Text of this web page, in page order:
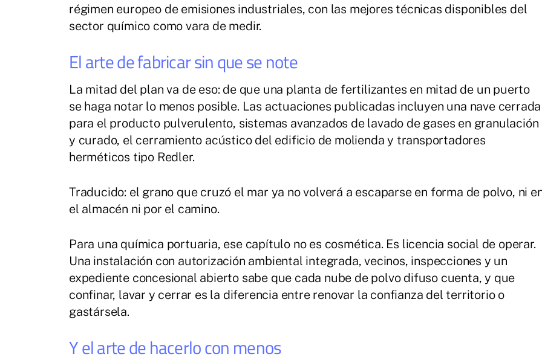
régimen europeo de emisiones industriales, con las mejores técnicas disponibles del
sector químico como vara de medir.
El arte de fabricar sin que se note
La mitad del plan va de eso: de que una planta de fertilizantes en mitad de un puerto
se haga notar lo menos posible. Las actuaciones publicadas incluyen una nave cerrada
para el producto pulverulento, sistemas avanzados de lavado de gases en granulación
y curado, el cerramiento acústico del edificio de molienda y transportadores
herméticos tipo Redler.
Traducido: el grano que cruzó el mar ya no volverá a escaparse en forma de polvo, ni
el almacén ni por el camino.
Para una química portuaria, ese capítulo no es cosmética. Es licencia social de operar.
Una instalación con autorización ambiental integrada, vecinos, inspecciones y un
expediente concesional abierto sabe que cada nube de polvo difuso cuenta, y que
confinar, lavar y cerrar es la diferencia entre renovar la confianza del territorio o
gastársela.
Y el arte de hacerlo con menos